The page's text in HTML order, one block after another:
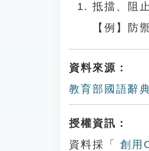
抵擋、阻止
【例】防
資料來源：
教育部國語辭
授權資訊：
資料採「
創用